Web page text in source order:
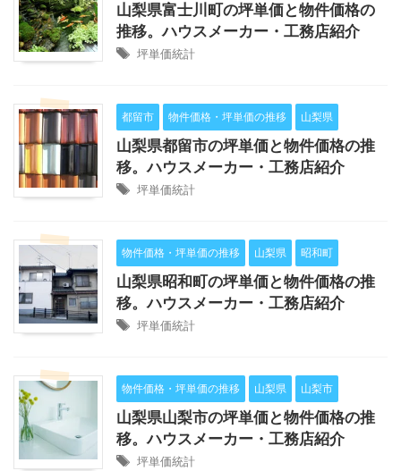
山梨県富士川町の坪単価と物件価格の
推移。ハウスメーカー・工務店紹介
坪単価統計
都留市 物件価格・坪単価の推移 山梨県
山梨県都留市の坪単価と物件価格の推
移。ハウスメーカー・工務店紹介
坪単価統計
物件価格・坪単価の推移 山梨県 昭和町
山梨県昭和町の坪単価と物件価格の推
移。ハウスメーカー・工務店紹介
坪単価統計
物件価格・坪単価の推移 山梨県 山梨市
山梨県山梨市の坪単価と物件価格の推
移。ハウスメーカー・工務店紹介
坪単価統計